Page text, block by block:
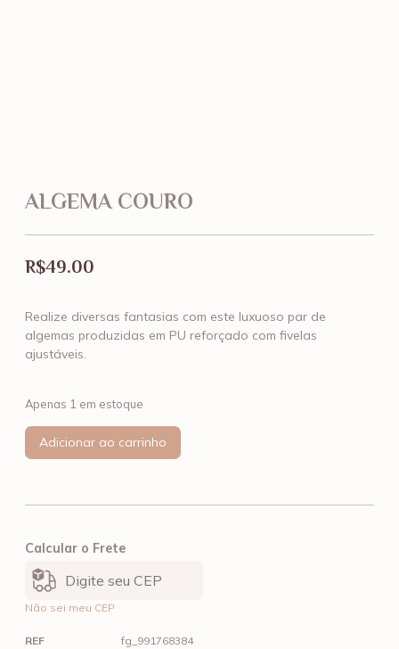
ALGEMA COURO
R$49.00
Realize diversas fantasias com este luxuoso par de
algemas produzidas em PU reforçado com fivelas
ajustáveis.
Apenas 1 em estoque
Adicionar ao carrinho
Calcular o Frete
Não sei meu CEP
REF
fg_991768384